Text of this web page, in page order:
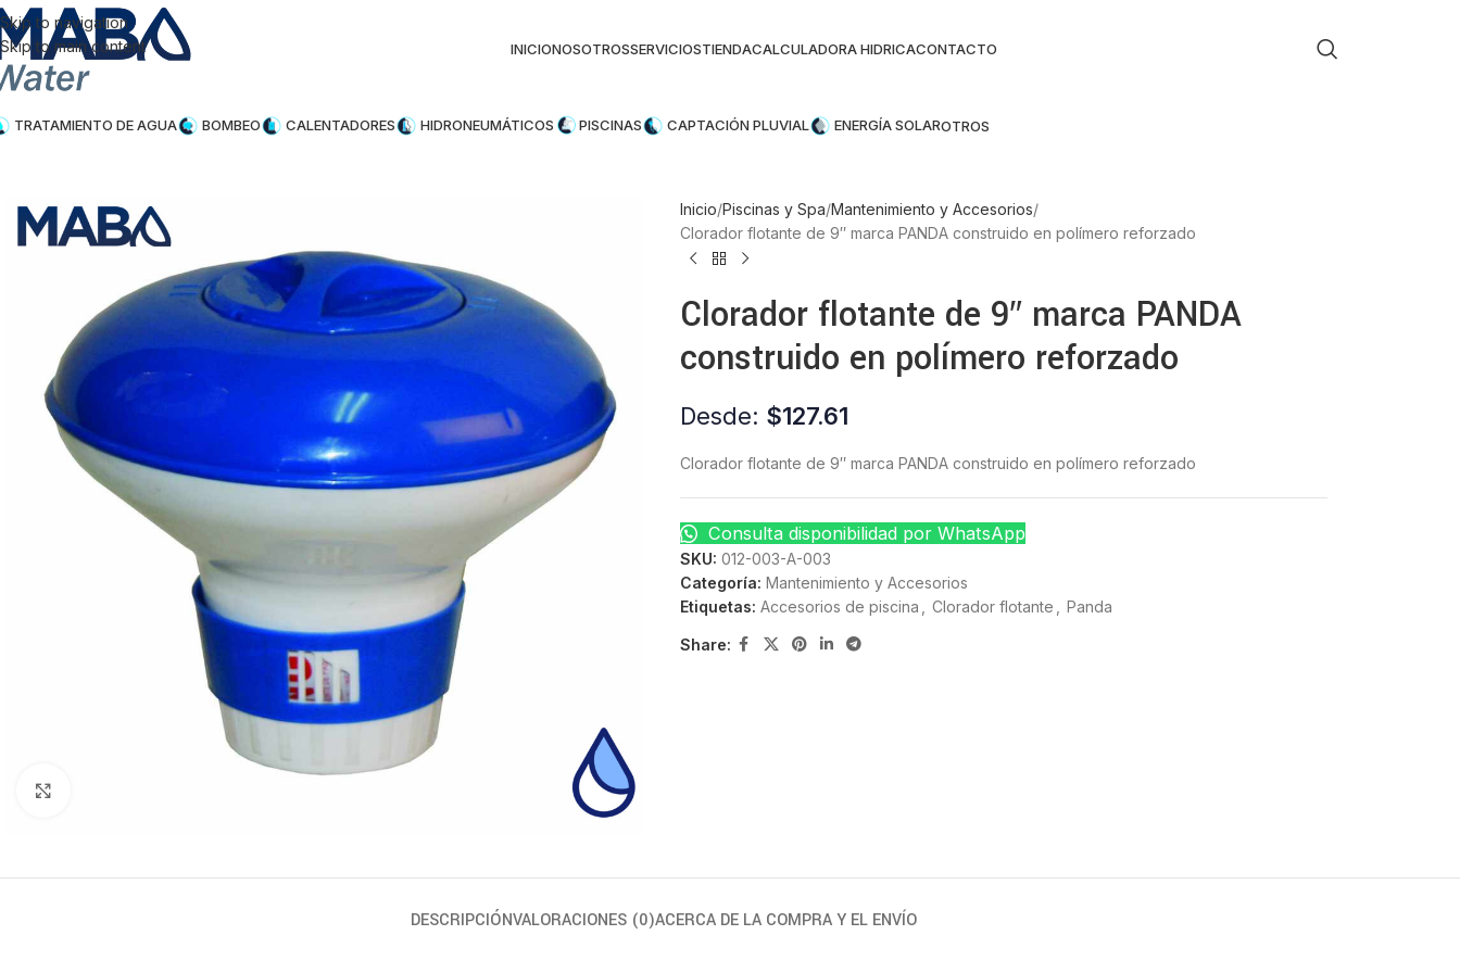
Skip to navigation
Skip to main content
INICIONOSOTROSSERVICIOSTIENDACALCULADORA HIDRICACONTACTO
TRATAMIENTO DE AGUA BOMBEO CALENTADORES HIDRONEUMÁTICOS PISCINAS CAPTACIÓN PLUVIAL ENERGÍA SOLAROTROS
Inicio Piscinas y Spa Mantenimiento y Accesorios
Clorador flotante de 9″ marca PANDA construido en polímero reforzado
Clorador flotante de 9″ marca PANDA
construido en polímero reforzado
Desde: $127.61
Clorador flotante de 9″ marca PANDA construido en polímero reforzado
Consulta disponibilidad por WhatsApp
SKU: 012-003-A-003
Categoría: Mantenimiento y Accesorios
Etiquetas: Accesorios de piscina Clorador flotante Panda
Share:
DESCRIPCIÓNVALORACIONES (0)ACERCA DE LA COMPRA Y EL ENVÍO